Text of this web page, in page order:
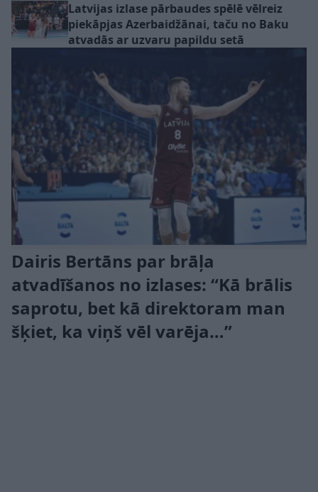
Latvijas izlase pārbaudes spēlē vēlreiz
piekāpjas Azerbaidžānai, taču no Baku
atvadās ar uzvaru papildu setā
Dairis Bertāns par brāļa
atvadīšanos no izlases: “Kā brālis
saprotu, bet kā direktoram man
šķiet, ka viņš vēl varēja…”